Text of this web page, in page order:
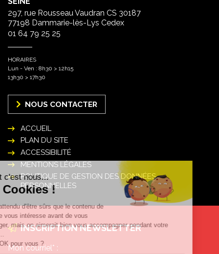
297, rue Rousseau Vaudran CS 30187
77198 Dammarie-lès-Lys Cedex
01 64 79 25 25
HORAIRES
Lun - Ven : 8h30 > 12h15
13h30 > 17h30
NOUS CONTACTER
ACCUEIL
PLAN DU SITE
ACCESSIBILITÉ
MENTIONS LÉGALES
POLITIQUE DE GESTION DES DONNÉES
PERSONNELLES
INSCRIPTION NEWSLETTER
Mon courriel* :